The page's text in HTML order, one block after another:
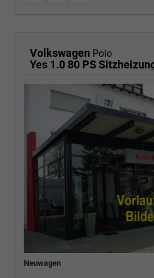
Volkswagen Polo
Neuwagen